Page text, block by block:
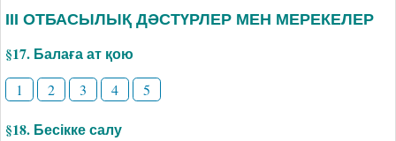
ІІІ ОТБАСЫЛЫҚ ДӘСТҮРЛЕР МЕН МЕРЕКЕЛЕР
§17. Балаға ат қою
1 2 3 4 5
§18. Бесікке салу